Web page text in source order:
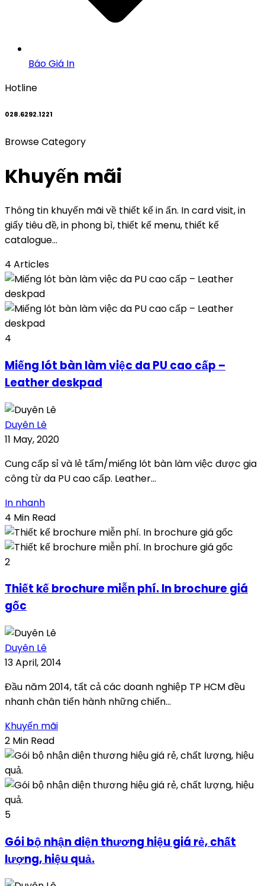
Báo Giá In
Hotline
028.6292.1221
Browse Category
Khuyến mãi
Thông tin khuyến mãi về thiết kế in ấn. In card visit, in
giấy tiêu đề, in phong bì, thiết kế menu, thiết kế
catalogue…
4 Articles
4
Miếng lót bàn làm việc da PU cao cấp –
Leather deskpad
Duyên Lê
11 May, 2020
Cung cấp sỉ và lẻ tấm/miếng lót bàn làm việc được gia
công từ da PU cao cấp. Leather...
In nhanh
4 Min Read
2
Thiết kế brochure miễn phí. In brochure giá
gốc
Duyên Lê
13 April, 2014
Đầu năm 2014, tất cả các doanh nghiệp TP HCM đều
nhanh chân tiến hành những chiến...
Khuyến mãi
2 Min Read
5
Gói bộ nhận diện thương hiệu giá rẻ, chất
lượng, hiệu quả.